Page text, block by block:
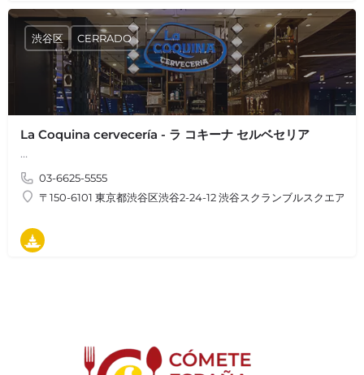
タパス
La Coquina cervecería - ラ コキーナ セルベセリア
…
03-6625-5555
〒150-6101 東京都渋谷区渋谷2-24-12 渋谷スクランブルスクエア シ
渋谷区 CERRADO